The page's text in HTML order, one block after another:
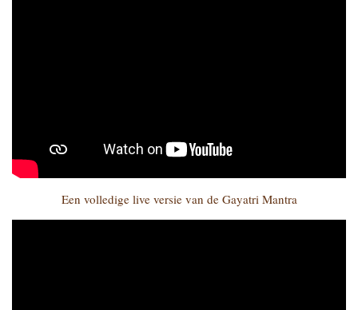
Een volledige live versie van de Gayatri Mantra